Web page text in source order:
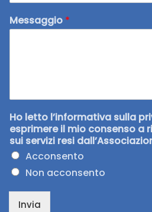
Messaggio *
Ho letto l’informativa sulla
esprimere il mio consenso a
sui servizi resi
Acconsento
Non acconsento
Invia